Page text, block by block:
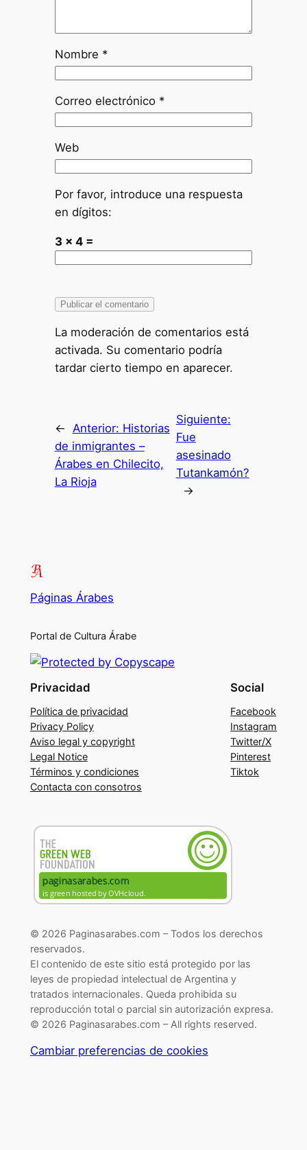
Nombre *
Correo electrónico *
Web
Por favor, introduce una respuesta
en dígitos:
3 × 4 =
La moderación de comentarios está
activada. Su comentario podría
tardar cierto tiempo en aparecer.
← Anterior: Historias
de inmigrantes –
Árabes en Chilecito,
La Rioja
Siguiente:
Fue
asesinado
Tutankamón?
→
Páginas Árabes
Portal de Cultura Árabe
Privacidad
Política de privacidad
Privacy Policy
Aviso legal y copyright
Legal Notice
Términos y condiciones
Contacta con consotros
Social
Facebook
Instagram
Twitter/X
Pinterest
Tiktok
© 2026 Paginasarabes.com – Todos los derechos
reservados.
El contenido de este sitio está protegido por las
leyes de propiedad intelectual de Argentina y
tratados internacionales. Queda prohibida su
reproducción total o parcial sin autorización expresa.
© 2026 Paginasarabes.com – All rights reserved.
Cambiar preferencias de cookies